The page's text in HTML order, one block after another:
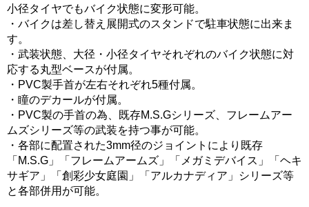
小径タイヤでもバイク状態に変形可能。
・バイクは差し替え展開式のスタンドで駐車状態に出来ま
す。
・武装状態、大径・小径タイヤそれぞれのバイク状態に対
応する丸型ベースが付属。
・PVC製手首が左右それぞれ5種付属。
・瞳のデカールが付属。
・PVC製の手首の為、既存M.S.Gシリーズ、フレームアー
ムズシリーズ等の武装を持つ事が可能。
・各部に配置された3mm径のジョイントにより既存
「M.S.G」「フレームアームズ」「メガミデバイス」「ヘキ
サギア」「創彩少女庭園」「アルカナディア」シリーズ等
と各部併用が可能。